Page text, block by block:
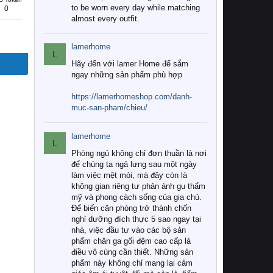
0
to be worn every day while matching
almost every outfit.
L
lamerhome
Hãy đến với lamer Home để sắm
ngay những sản phẩm phù hợp
https://lamerhomeshop.com/danh-
muc-san-pham/chieu/
L
lamerhome
Phòng ngủ không chỉ đơn thuần là nơi
để chúng ta ngả lưng sau một ngày
làm việc mệt mỏi, mà đây còn là
không gian riêng tư phản ánh gu thẩm
mỹ và phong cách sống của gia chủ.
Để biến căn phòng trở thành chốn
nghỉ dưỡng đích thực 5 sao ngay tại
nhà, việc đầu tư vào các bộ sản
phẩm chăn ga gối đệm cao cấp là
điều vô cùng cần thiết. Những sản
phẩm này không chỉ mang lại cảm